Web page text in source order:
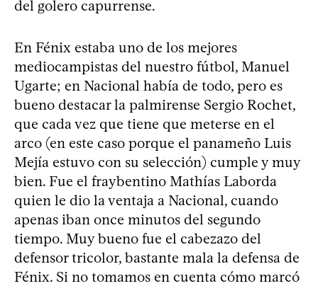
del golero capurrense.
En Fénix estaba uno de los mejores
mediocampistas del nuestro fútbol, Manuel
Ugarte; en Nacional había de todo, pero es
bueno destacar la palmirense Sergio Rochet,
que cada vez que tiene que meterse en el
arco (en este caso porque el panameño Luis
Mejía estuvo con su selección) cumple y muy
bien. Fue el fraybentino Mathías Laborda
quien le dio la ventaja a Nacional, cuando
apenas iban once minutos del segundo
tiempo. Muy bueno fue el cabezazo del
defensor tricolor, bastante mala la defensa de
Fénix. Si no tomamos en cuenta cómo marcó